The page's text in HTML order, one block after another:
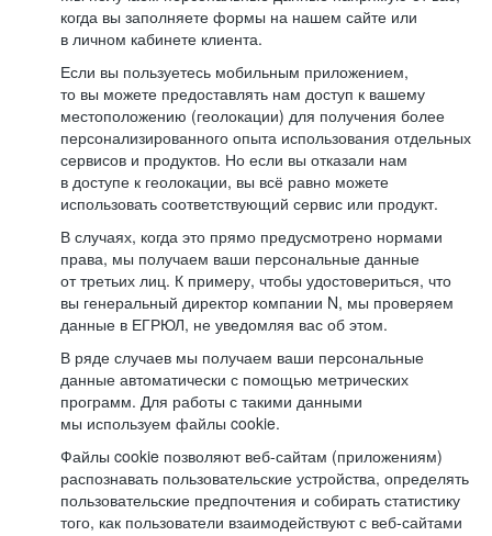
когда вы заполняете формы на нашем сайте или
в личном кабинете клиента.
Если вы пользуетесь мобильным приложением,
то вы можете предоставлять нам доступ к вашему
местоположению (геолокации) для получения более
персонализированного опыта использования отдельных
сервисов и продуктов. Но если вы отказали нам
в доступе к геолокации, вы всё равно можете
использовать соответствующий сервис или продукт.
В случаях, когда это прямо предусмотрено нормами
права, мы получаем ваши персональные данные
от третьих лиц. К примеру, чтобы удостовериться, что
вы генеральный директор компании N, мы проверяем
данные в ЕГРЮЛ, не уведомляя вас об этом.
В ряде случаев мы получаем ваши персональные
данные автоматически с помощью метрических
программ. Для работы с такими данными
мы используем файлы cookie.
Файлы cookie позволяют веб-сайтам (приложениям)
распознавать пользовательские устройства, определять
пользовательские предпочтения и собирать статистику
того, как пользователи взаимодействуют с веб-сайтами